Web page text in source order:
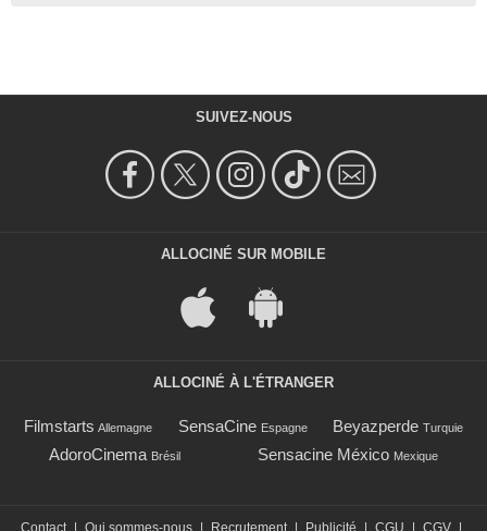
SUIVEZ-NOUS
ALLOCINÉ SUR MOBILE
ALLOCINÉ À L'ÉTRANGER
Filmstarts Allemagne SensaCine Espagne Beyazperde Turquie
AdoroCinema Brésil Sensacine México Mexique